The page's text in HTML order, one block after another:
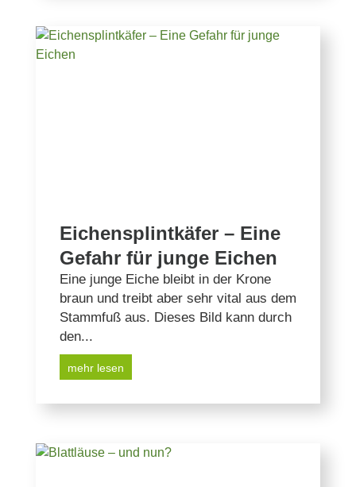
Eichensplintkäfer – Eine
Gefahr für junge Eichen
Eine junge Eiche bleibt in der Krone
braun und treibt aber sehr vital aus dem
Stammfuß aus. Dieses Bild kann durch
den...
mehr lesen